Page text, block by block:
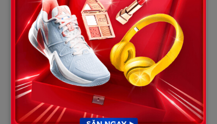
“Không cần.”
Tôi quay sang người đàn ông kia.
“Anh là ai?”
Anh ta im lặng vài giây.
Rồi nói:
“Tôi là… người yêu của Hà.”